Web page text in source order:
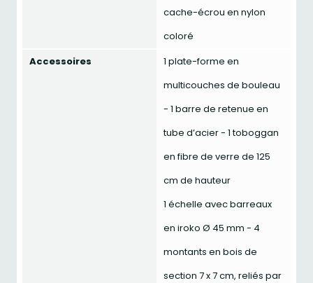
cache-écrou en nylon
coloré
Accessoires
1 plate-forme en
multicouches de bouleau
- 1 barre de retenue en
tube d’acier - 1 toboggan
en fibre de verre de 125
cm de hauteur
1 échelle avec barreaux
en iroko Ø 45 mm - 4
montants en bois de
section 7 x 7 cm, reliés par